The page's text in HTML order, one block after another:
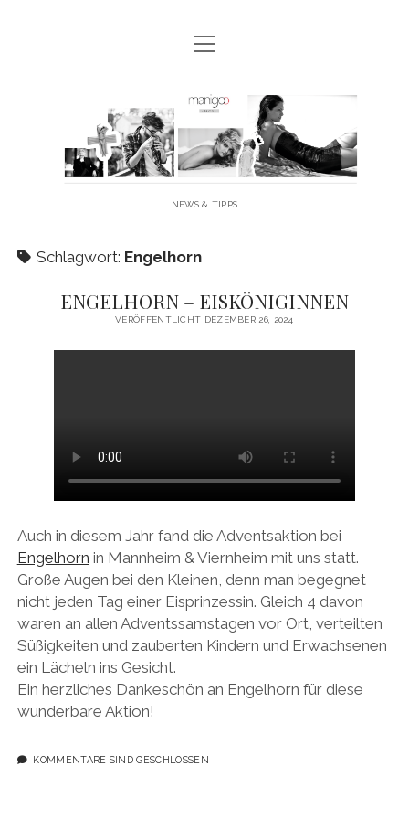
MANIGOO BLOG
MANIGOO MODELS
IMPRESSUM & DATENSCHUTZ
Menü
öffnen
Manigoo
NEWS & TIPPS
Schlagwort: Engelhorn
ENGELHORN – EISKÖNIGINNEN
VERÖFFENTLICHT DEZEMBER 26, 2024
Auch in diesem Jahr fand die Adventsaktion bei
Engelhorn in Mannheim & Viernheim mit uns statt.
Große Augen bei den Kleinen, denn man begegnet
nicht jeden Tag einer Eisprinzessin. Gleich 4 davon
waren an allen Adventssamstagen vor Ort, verteilten
Süßigkeiten und zauberten Kindern und Erwachsenen
ein Lächeln ins Gesicht.
Ein herzliches Dankeschön an Engelhorn für diese
wunderbare Aktion!
KOMMENTARE SIND GESCHLOSSEN